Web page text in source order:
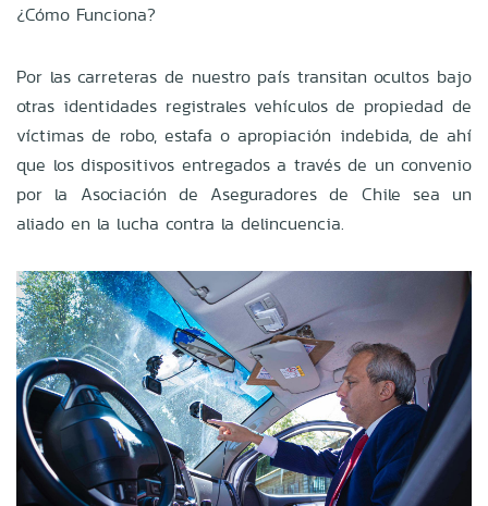
¿Cómo Funciona?
Por las carreteras de nuestro país transitan ocultos bajo
otras identidades registrales vehículos de propiedad de
víctimas de robo, estafa o apropiación indebida, de ahí
que los dispositivos entregados a través de un convenio
por la Asociación de Aseguradores de Chile sea un
aliado en la lucha contra la delincuencia.